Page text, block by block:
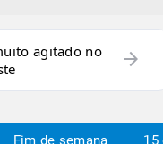
agitado no
arrow_forward
Fim de semana 15